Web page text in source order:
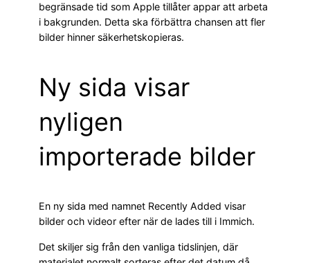
begränsade tid som Apple tillåter appar att arbeta
i bakgrunden. Detta ska förbättra chansen att fler
bilder hinner säkerhetskopieras.
Ny sida visar
nyligen
importerade bilder
En ny sida med namnet Recently Added visar
bilder och videor efter när de lades till i Immich.
Det skiljer sig från den vanliga tidslinjen, där